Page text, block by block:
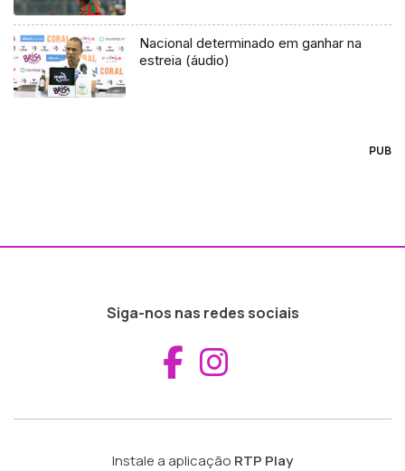
Nacional determinado em ganhar na
estreia (áudio)
PUB
Siga-nos nas redes sociais
Aceder ao
Instale a aplicação RTP Play